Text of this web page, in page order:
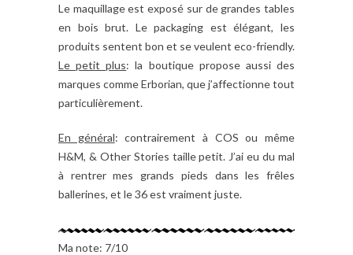
Le maquillage est exposé sur de grandes tables
en bois brut. Le packaging est élégant, les
produits sentent bon et se veulent eco-friendly.
Le petit plus: la boutique propose aussi des
marques comme Erborian, que j’affectionne tout
particulièrement.
En général: contrairement à COS ou même
H&M, & Other Stories taille petit. J’ai eu du mal
à rentrer mes grands pieds dans les frêles
ballerines, et le 36 est vraiment juste.
Ma note: 7/10